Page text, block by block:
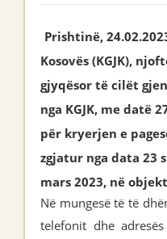
Prishtinë,
Kosovës (KGJK),
gjyqësor të cilët
nga KGJK, me datë
për kryerjen e
zgjatur nga data 23
mars 2023, në
Në mungesë të të
telefonit dhe